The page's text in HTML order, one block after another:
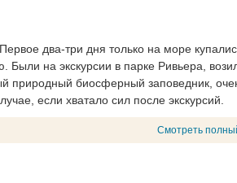
два-три дня только на море
Были на экскурсии в парке Ривьера,
природный биосферный заповедник,
если хватало сил после экскурсий.
Смотреть